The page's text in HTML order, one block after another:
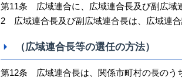
第11条 広域連合に、広域連合長及び副広域
2 広域連合長及び副広域連合長は、広域連合
（広域連合長等の選任の方法）
第12条 広域連合長は、関係市町村の長のう